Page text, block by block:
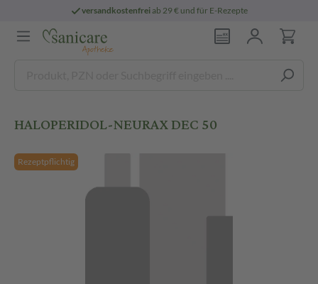
versandkostenfreiab 29 € und für E-Rezepte
HALOPERIDOL-NEURAX DEC 50
Rezeptpflichtig